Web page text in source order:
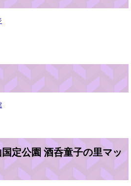
定公園 酒呑童子の里マッ